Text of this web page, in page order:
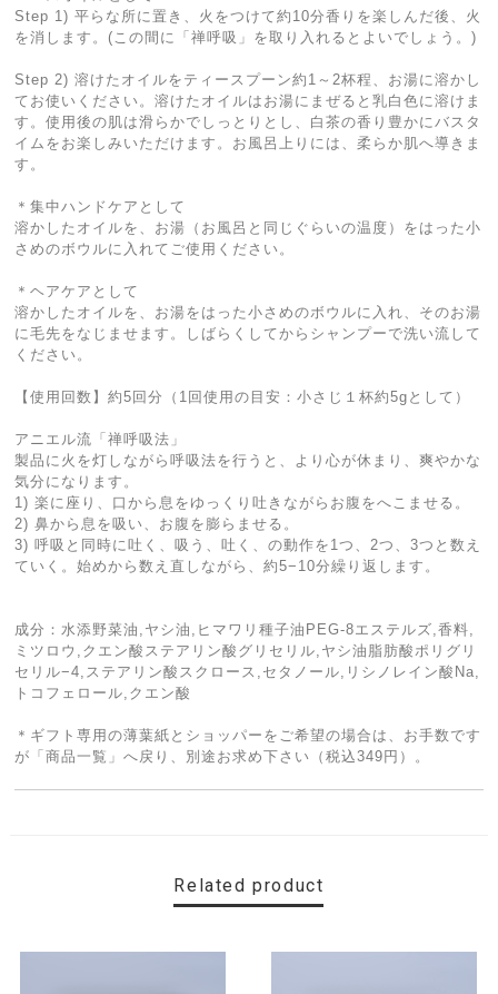
Step 1) 平らな所に置き、火をつけて約10分香りを楽しんだ後、火
を消します。(この間に「禅呼吸」を取り入れるとよいでしょう。)
Step 2) 溶けたオイルをティースプーン約1～2杯程、お湯に溶かし
てお使いください。溶けたオイルはお湯にまぜると乳白色に溶けま
す。使用後の肌は滑らかでしっとりとし、白茶の香り豊かにバスタ
イムをお楽しみいただけます。お風呂上りには、柔らか肌へ導きま
す。
＊集中ハンドケアとして
溶かしたオイルを、お湯（お風呂と同じぐらいの温度）をはった小
さめのボウルに入れてご使用ください。
＊ヘアケアとして
溶かしたオイルを、お湯をはった小さめのボウルに入れ、そのお湯
に毛先をなじませます。しばらくしてからシャンプーで洗い流して
ください。
【使用回数】約5回分（1回使用の目安：小さじ１杯約5gとして）
アニエル流「禅呼吸法」
製品に火を灯しながら呼吸法を行うと、より心が休まり、爽やかな
気分になります。
1) 楽に座り、口から息をゆっくり吐きながらお腹をへこませる。
2) 鼻から息を吸い、お腹を膨らませる。
3) 呼吸と同時に吐く、吸う、吐く、の動作を1つ、2つ、3つと数え
ていく。始めから数え直しながら、約5−10分繰り返します。
成分：水添野菜油,ヤシ油,ヒマワリ種子油PEG-8エステルズ,香料,
ミツロウ,クエン酸ステアリン酸グリセリル,ヤシ油脂肪酸ポリグリ
セリル−4,ステアリン酸スクロース,セタノール,リシノレイン酸Na,
トコフェロール,クエン酸
＊ギフト専用の薄葉紙とショッパーをご希望の場合は、お手数です
が「商品一覧」へ戻り、別途お求め下さい（税込349円）。
Related product